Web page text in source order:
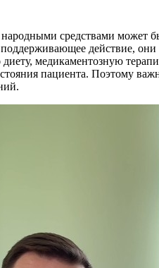
средствами
действие,
медикаментозную
пациента. Поэтому